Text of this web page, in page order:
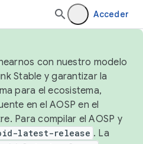
Acceder
con nuestro modelo
Stable y garantizar la
para el ecosistema,
en el AOSP en el
Para compilar el AOSP y
latest-release . La